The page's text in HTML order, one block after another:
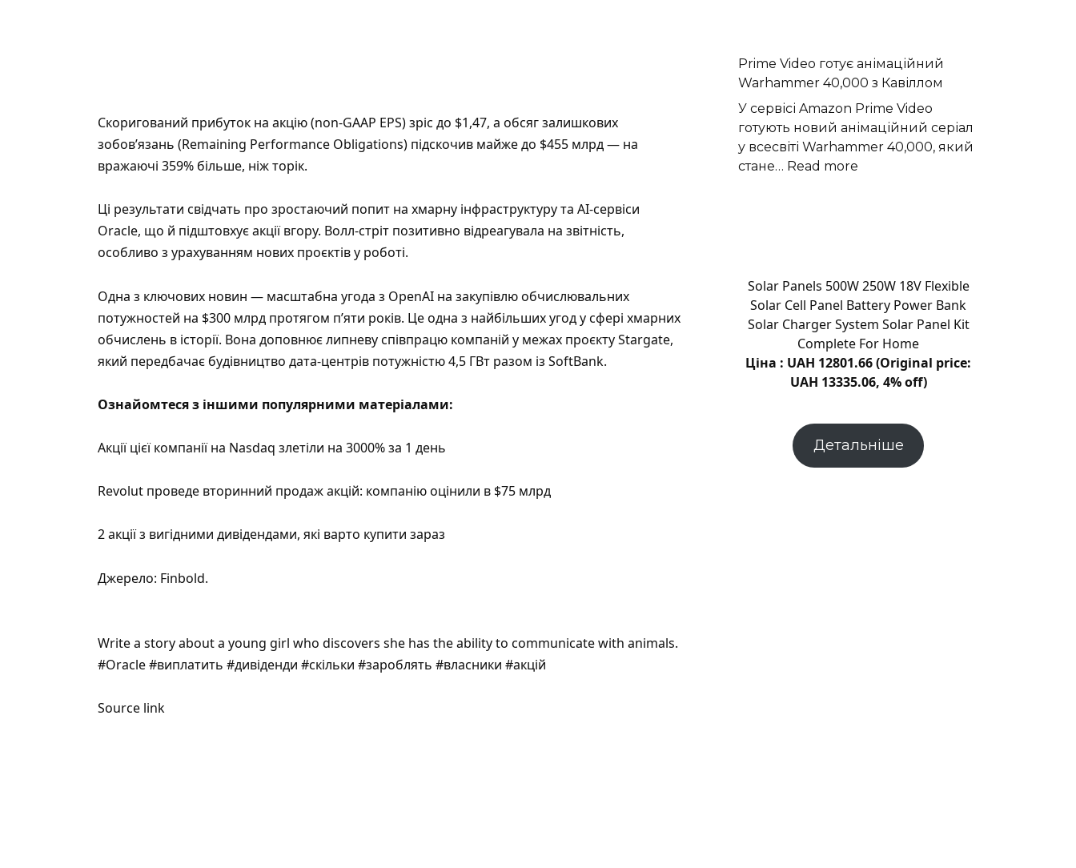
Скоригований прибуток на акцію (non-GAAP EPS) зріс до $1,47, а обсяг залишкових
зобов’язань (Remaining Performance Obligations) підскочив майже до $455 млрд — на
вражаючі 359% більше, ніж торік.
Ці результати свідчать про зростаючий попит на хмарну інфраструктуру та AI-сервіси
Oracle, що й підштовхує акції вгору. Волл-стріт позитивно відреагувала на звітність,
особливо з урахуванням нових проєктів у роботі.
Одна з ключових новин — масштабна угода з OpenAI на закупівлю обчислювальних
потужностей на $300 млрд протягом п’яти років. Це одна з найбільших угод у сфері хмарних
обчислень в історії. Вона доповнює липневу співпрацю компаній у межах проєкту Stargate,
який передбачає будівництво дата-центрів потужністю 4,5 ГВт разом із SoftBank.
Ознайомтеся з іншими популярними матеріалами:
Акції цієї компанії на Nasdaq злетіли на 3000% за 1 день
Revolut проведе вторинний продаж акцій: компанію оцінили в $75 млрд
2 акції з вигідними дивідендами, які варто купити зараз
Джерело: Finbold.
Write a story about a young girl who discovers she has the ability to communicate with animals.
#Oracle #виплатить #дивіденди #скільки #зароблять #власники #акцій
Source link
лінії
електропередачі
на
Хмельниччині
Prime Video готує анімаційний
Warhammer 40,000 з Кавіллом
У сервісі Amazon Prime Video
готують новий анімаційний серіал
у всесвіті Warhammer 40,000, який
стане… Read more
40,000
з
Кавіллом
Solar Panels 500W 250W 18V Flexible
Solar Cell Panel Battery Power Bank
Solar Charger System Solar Panel Kit
Complete For Home
Ціна : UAH 12801.66 (Original price:
UAH 13335.06, 4% off)
Детальніше